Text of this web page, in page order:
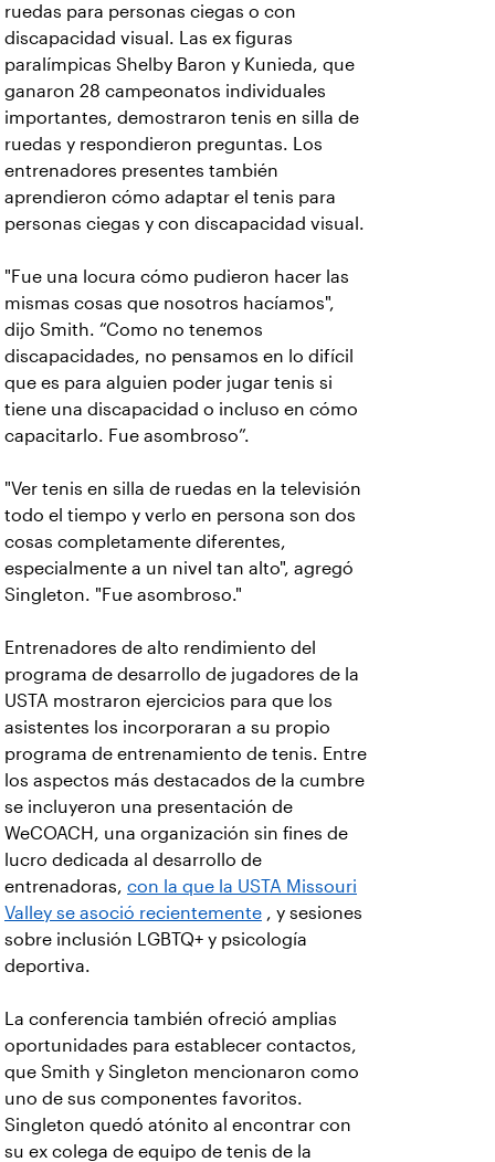
ruedas para personas ciegas o con
discapacidad visual. Las ex figuras
paralímpicas Shelby Baron y Kunieda, que
ganaron 28 campeonatos individuales
importantes, demostraron tenis en silla de
ruedas y respondieron preguntas. Los
entrenadores presentes también
aprendieron cómo adaptar el tenis para
personas ciegas y con discapacidad visual.
"Fue una locura cómo pudieron hacer las
mismas cosas que nosotros hacíamos",
dijo Smith. “Como no tenemos
discapacidades, no pensamos en lo difícil
que es para alguien poder jugar tenis si
tiene una discapacidad o incluso en cómo
capacitarlo. Fue asombroso”.
"Ver tenis en silla de ruedas en la televisión
todo el tiempo y verlo en persona son dos
cosas completamente diferentes,
especialmente a un nivel tan alto", agregó
Singleton. "Fue asombroso."
Entrenadores de alto rendimiento del
programa de desarrollo de jugadores de la
USTA mostraron ejercicios para que los
asistentes los incorporaran a su propio
programa de entrenamiento de tenis. Entre
los aspectos más destacados de la cumbre
se incluyeron una presentación de
WeCOACH, una organización sin fines de
lucro dedicada al desarrollo de
entrenadoras, con la que la USTA Missouri
Valley se asoció recientemente , y sesiones
sobre inclusión LGBTQ+ y psicología
deportiva.
La conferencia también ofreció amplias
oportunidades para establecer contactos,
que Smith y Singleton mencionaron como
uno de sus componentes favoritos.
Singleton quedó atónito al encontrar con
su ex colega de equipo de tenis de la